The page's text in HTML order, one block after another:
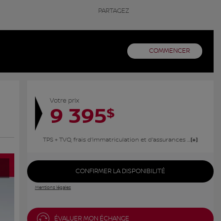
PARTAGEZ
COMMENCER
Votre prix
9 395$
TPS + TVQ, frais d'immatriculation et d'assurances non inclus.
CONFIRMER LA DISPONIBILITÉ
Mentions légales
ÉVALUER MON ÉCHANGE